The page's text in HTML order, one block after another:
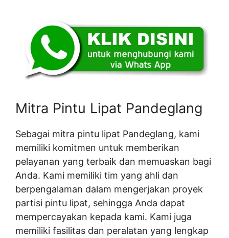
Mitra Pintu Lipat Pandeglang
Sebagai mitra pintu lipat Pandeglang, kami
memiliki komitmen untuk memberikan
pelayanan yang terbaik dan memuaskan bagi
Anda. Kami memiliki tim yang ahli dan
berpengalaman dalam mengerjakan proyek
partisi pintu lipat, sehingga Anda dapat
mempercayakan kepada kami. Kami juga
memiliki fasilitas dan peralatan yang lengkap